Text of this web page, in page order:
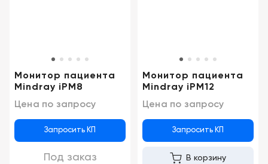
Монитор пациента
Mindray iPM8
Цена по запросу
Запросить КП
Под заказ
Монитор пациента
Mindray iPM12
Цена по запросу
Запросить КП
В корзину